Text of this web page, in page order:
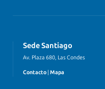
Sede Santiago
Av. Plaza 680, Las Condes
Contacto Mapa